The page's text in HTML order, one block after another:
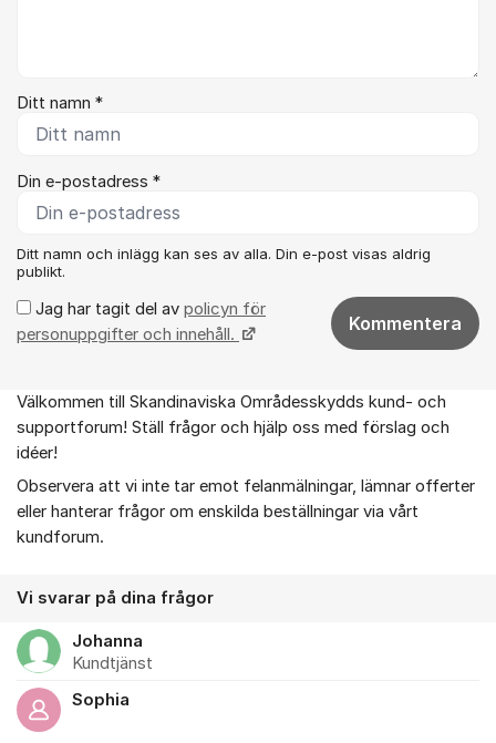
Ditt namn *
Din e-postadress *
Ditt namn och inlägg kan ses av alla. Din e-post visas aldrig
publikt.
Jag har tagit del av policyn för
personuppgifter och innehåll.
Kommentera
Om forumet
Välkommen till Skandinaviska Områdesskydds kund- och
supportforum! Ställ frågor och hjälp oss med förslag och
idéer!
Observera att vi inte tar emot felanmälningar, lämnar offerter
eller hanterar frågor om enskilda beställningar via vårt
kundforum.
Vi svarar på dina frågor
Johanna
Kundtjänst
Sophia